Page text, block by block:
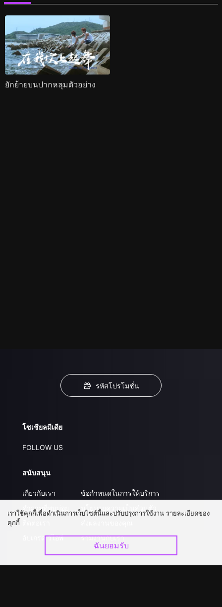
ยักย้ายบนปากหลุมตัวอย่าง
รหัสโปรโมชั่น
โซเชียลมีเดีย
FOLLOW US
สนับสนุน
เกี่ยวกับเรา
คำถามที่พบบ่อย
อัปเกรด วีไอพี
ข้อกำหนดในการให้บริการ
นโยบายความเป็นส่วนตัว
ร่วมงานกับเรา
เราใช้คุกกี้เพื่อดำเนินการเว็บไซต์นี้และปรับปรุงการใช้งาน รายละเอียดของ
คุกกี้
ฉันยอมรับ